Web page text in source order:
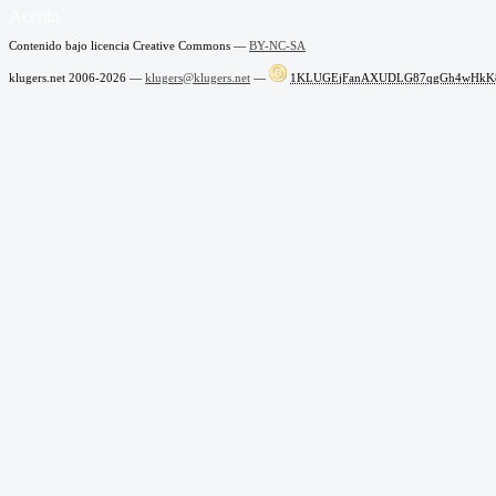
Contenido bajo licencia Creative Commons — BY-NC-SA
klugers.net 2006-2026 — klugers@klugers.net —